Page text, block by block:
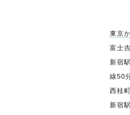
東京
富士
新宿
線50
西桂
新宿